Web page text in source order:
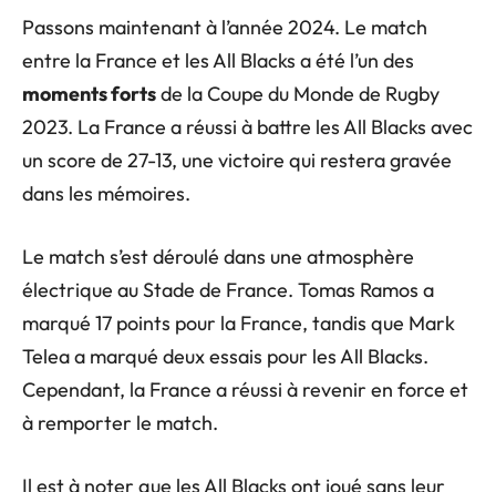
Passons maintenant à l’année 2024. Le match
entre la France et les All Blacks a été l’un des
moments fortsde la Coupe du Monde de Rugby
2023. La France a réussi à battre les All Blacks avec
un score de 27-13, une victoire qui restera gravée
dans les mémoires.
Le match s’est déroulé dans une atmosphère
électrique au Stade de France. Tomas Ramos a
marqué 17 points pour la France, tandis que Mark
Telea a marqué deux essais pour les All Blacks.
Cependant, la France a réussi à revenir en force et
à remporter le match.
Il est à noter que les All Blacks ont joué sans leur